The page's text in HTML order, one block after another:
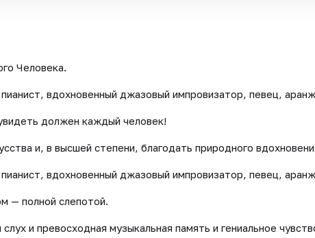
Человека.
вдохновенный джазовый импровизатор, певец,
должен каждый человек!
и, в высшей степени, благодать природного
вдохновенный джазовый импровизатор, певец,
— полной слепотой.
и превосходная музыкальная память и гениальное